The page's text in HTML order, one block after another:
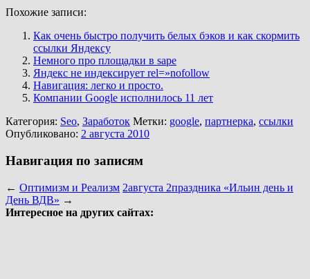
Похожие записи:
Как очень быстро получить белых бэков и как скормить
ссылки Яндексу
Немного про площадки в sape
Яндекс не индексирует rel=»nofollow
Навигация: легко и просто.
Компании Google исполнилось 11 лет
Категория: Seo, Заработок Метки: google, партнерка, ссылки
Опубликовано: 2 августа 2010
Навигация по записям
← Оптимизм и Реализм 2августа 2праздника «Ильин день и
День ВДВ» →
Интересное на других сайтах: